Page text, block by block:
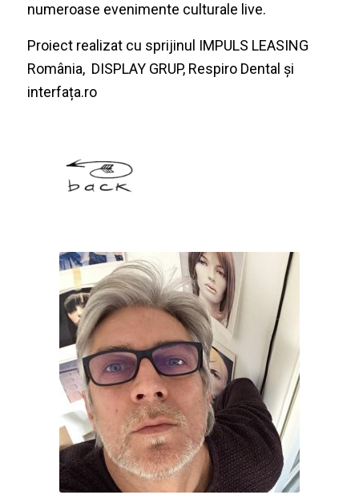
numeroase evenimente culturale live.
Proiect realizat cu sprijinul IMPULS LEASING
România, DISPLAY GRUP, Respiro Dental și
interfața.ro